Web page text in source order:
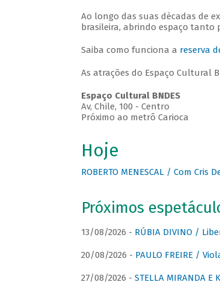
Ao longo das suas décadas de
brasileira, abrindo espaço
Saiba como funciona a reserva
As atrações do Espaço Cultural
Espaço Cultural BNDES
Av, Chile, 100 - Centro
Próximo ao metrô Carioca
Hoje
ROBERTO MENESCAL / Com
Próximos
13/08/2026 - RÚBIA DIVINO /
20/08/2026 - PAULO FREIRE /
27/08/2026 - STELLA MIRANDA